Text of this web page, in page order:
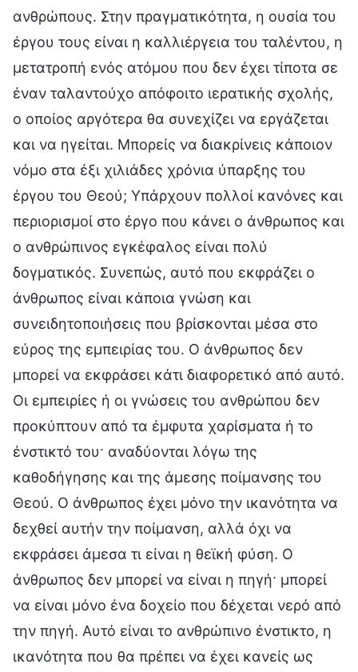
ανθρώπους. Στην πραγματικότητα, η ουσία του
έργου τους είναι η καλλιέργεια του ταλέντου, η
μετατροπή ενός ατόμου που δεν έχει τίποτα σε
έναν ταλαντούχο απόφοιτο ιερατικής σχολής,
ο οποίος αργότερα θα συνεχίζει να εργάζεται
και να ηγείται. Μπορείς να διακρίνεις κάποιον
νόμο στα έξι χιλιάδες χρόνια ύπαρξης του
έργου του Θεού; Υπάρχουν πολλοί κανόνες και
περιορισμοί στο έργο που κάνει ο άνθρωπος και
ο ανθρώπινος εγκέφαλος είναι πολύ
δογματικός. Συνεπώς, αυτό που εκφράζει ο
άνθρωπος είναι κάποια γνώση και
συνειδητοποιήσεις που βρίσκονται μέσα στο
εύρος της εμπειρίας του. Ο άνθρωπος δεν
μπορεί να εκφράσει κάτι διαφορετικό από αυτό.
Οι εμπειρίες ή οι γνώσεις του ανθρώπου δεν
προκύπτουν από τα έμφυτα χαρίσματα ή το
ένστικτό του· αναδύονται λόγω της
καθοδήγησης και της άμεσης ποίμανσης του
Θεού. Ο άνθρωπος έχει μόνο την ικανότητα να
δεχθεί αυτήν την ποίμανση, αλλά όχι να
εκφράσει άμεσα τι είναι η θεϊκή φύση. Ο
άνθρωπος δεν μπορεί να είναι η πηγή· μπορεί
να είναι μόνο ένα δοχείο που δέχεται νερό από
την πηγή. Αυτό είναι το ανθρώπινο ένστικτο, η
ικανότητα που θα πρέπει να έχει κανείς ως